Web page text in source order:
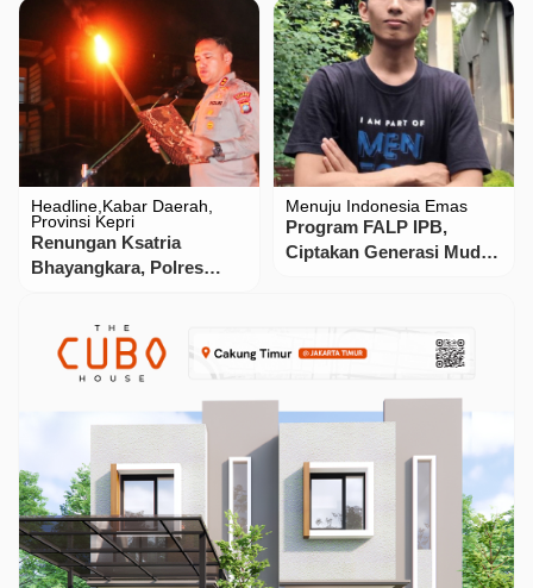
Headline Kabar Daerah
Provinsi Kepri
Renungan Ksatria
Bhayangkara, Polres
Profesionalisme
Menuju Indonesia Emas
Program FALP IPB,
Ciptakan Generasi Muda